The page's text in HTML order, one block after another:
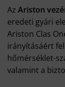
Az Ariston
eredeti gyári
Ariston Clas
irányításáért
hőmérséklet-
valamint a